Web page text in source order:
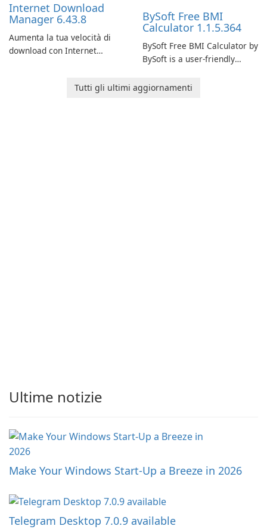
Internet Download
Manager 6.43.8
Aumenta la tua velocità di
download con Internet
BySoft Free BMI
Calculator 1.1.5.364
BySoft Free BMI Calculator by
BySoft is a user-friendly
designed to help you
Tutti gli ultimi aggiornamenti
Ultime notizie
Make Your Windows Start-Up a Breeze in 2026
Telegram Desktop 7.0.9 available